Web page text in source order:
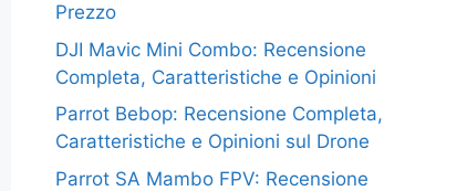
Prezzo
DJI Mavic Mini Combo: Recensione
Completa, Caratteristiche e Opinioni
Parrot Bebop: Recensione Completa,
Caratteristiche e Opinioni sul Drone
Parrot SA Mambo FPV: Recensione